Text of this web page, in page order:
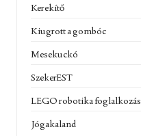
Kerekítő
Kiugrott a gombóc
Mesekuckó
SzekerEST
LEGO robotika foglalkozás
Jógakaland